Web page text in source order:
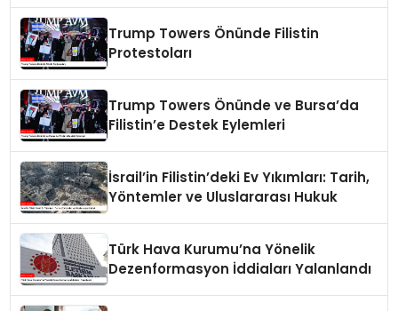
Trump Towers Önünde Filistin
Protestoları
Trump Towers Önünde ve Bursa’da
Filistin’e Destek Eylemleri
İsrail’in Filistin’deki Ev Yıkımları: Tarih,
Yöntemler ve Uluslararası Hukuk
Türk Hava Kurumu’na Yönelik
Dezenformasyon İddiaları Yalanlandı